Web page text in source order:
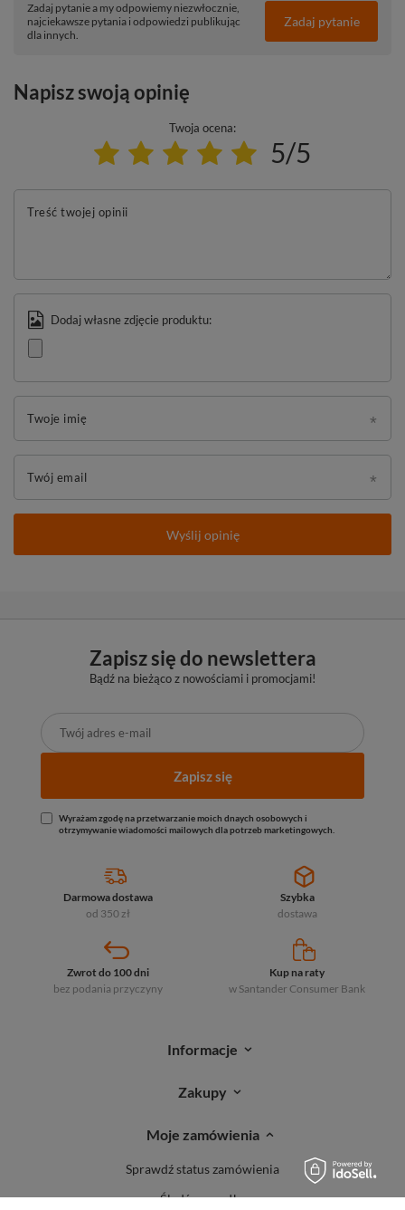
Zadaj pytanie a my odpowiemy niezwłocznie,
najciekawsze pytania i odpowiedzi publikując
dla innych.
Zadaj pytanie
Napisz swoją opinię
Twoja ocena:
5/5
Treść twojej opinii
Dodaj własne zdjęcie produktu:
Twoje imię
Twój email
Wyślij opinię
Zapisz się do newslettera
Bądź na bieżąco z nowościami i promocjami!
Zapisz się
Wyrażam zgodę na przetwarzanie moich dnaych osobowych i
otrzymywanie wiadomości mailowych dla potrzeb marketingowych.
Darmowa dostawa
od 350 zł
Szybka
dostawa
Zwrot do 100 dni
bez podania przyczyny
Kup na raty
w Santander Consumer Bank
Informacje
Zakupy
Moje zamówienia
Sprawdź status zamówienia
Śledź przesyłkę